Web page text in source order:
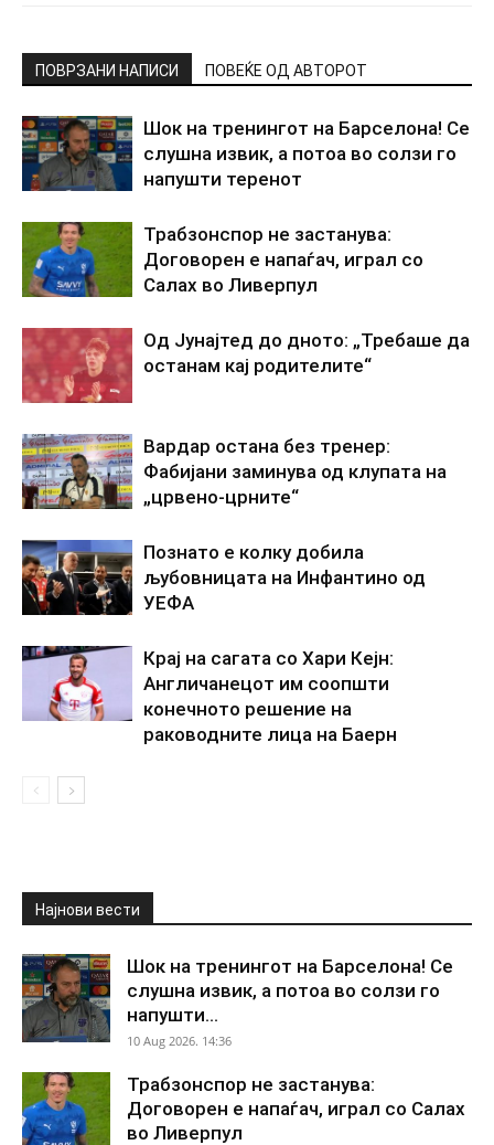
ПОВРЗАНИ НАПИСИ ПОВЕЌЕ ОД АВТОРОТ
Шок на тренингот на Барселона! Се
слушна извик, а потоа во солзи го
напушти теренот
Трабзонспор не застанува:
Договорен е напаѓач, играл со
Салах во Ливерпул
Од Јунајтед до дното: „Требаше да
останам кај родителите“
Вардар остана без тренер:
Фабијани заминува од клупата на
„црвено-црните“
Познато е колку добила
љубовницата на Инфантино од
УЕФА
Крај на сагата со Хари Кејн:
Англичанецот им соопшти
конечното решение на
раководните лица на Баерн
Најнови вести
Шок на тренингот на Барселона! Се
слушна извик, а потоа во солзи го
напушти...
10 Aug 2026. 14:36
Трабзонспор не застанува:
Договорен е напаѓач, играл со Салах
во Ливерпул